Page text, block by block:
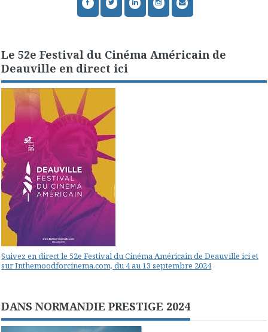
Le 52e Festival du Cinéma Américain de
Deauville en direct ici
Suivez en direct le 52e Festival du Cinéma Américain de Deauville ici et
sur Inthemoodforcinema.com, du 4 au 13 septembre 2024
DANS NORMANDIE PRESTIGE 2024